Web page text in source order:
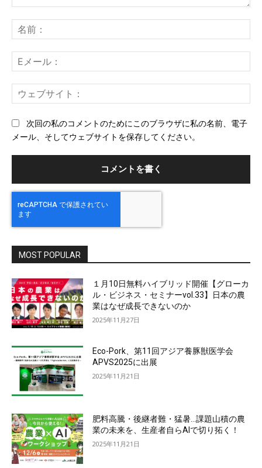
ン
ト：
前
メ
ー
ェ
次回の私のコメントのためにこのブラウザに私の名前、電子
メール、そしてウェブサイトを保存してください。
MOST POPULAR
１月10日無料ハイブリッド開催【グローカ
ル・ビジネス・セミナーvol.33】日本の農
業はなぜ成長できないのか
2025年11月27日
Eco-Pork、第11回アジア養豚獣医学会
APVS2025に出展
2025年11月21日
肥料高騰・後継者難・猛暑…課題山積の農
業の未来を、生産者自らAIで切り拓く！
2025年11月21日